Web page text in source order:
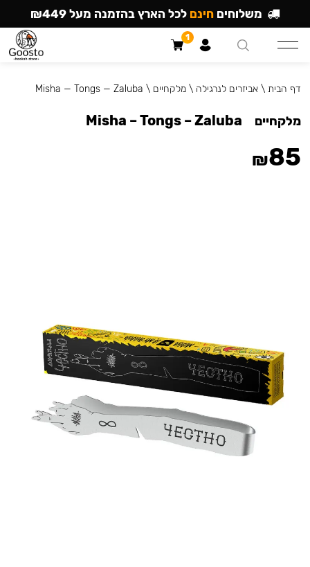
דף הבית \אביזרים לנרגילה \מלקחיים \
Misha — Tongs — Zaluba
מלקחיים Misha – Tongs – Zaluba
₪85
משלוחים חינם לכל הארץ בהזמנה מעל ₪449
1